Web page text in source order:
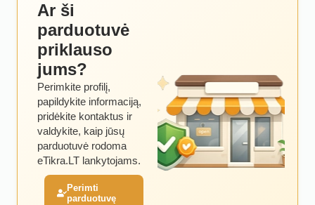
Ar ši
parduotuvė
priklauso
jums?
Perimkite profilį,
papildykite informaciją,
pridėkite kontaktus ir
valdykite, kaip jūsų
parduotuvė rodoma
eTikra.LT lankytojams.
Perimti
parduotuvę